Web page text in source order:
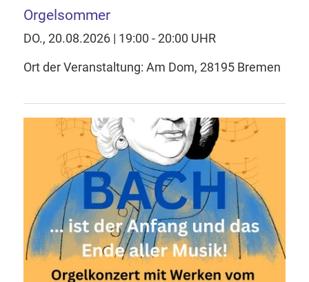
Orgelsommer
DO., 20.08.2026 | 19:00 - 20:00 UHR
Ort der Veranstaltung: Am Dom, 28195 Bremen